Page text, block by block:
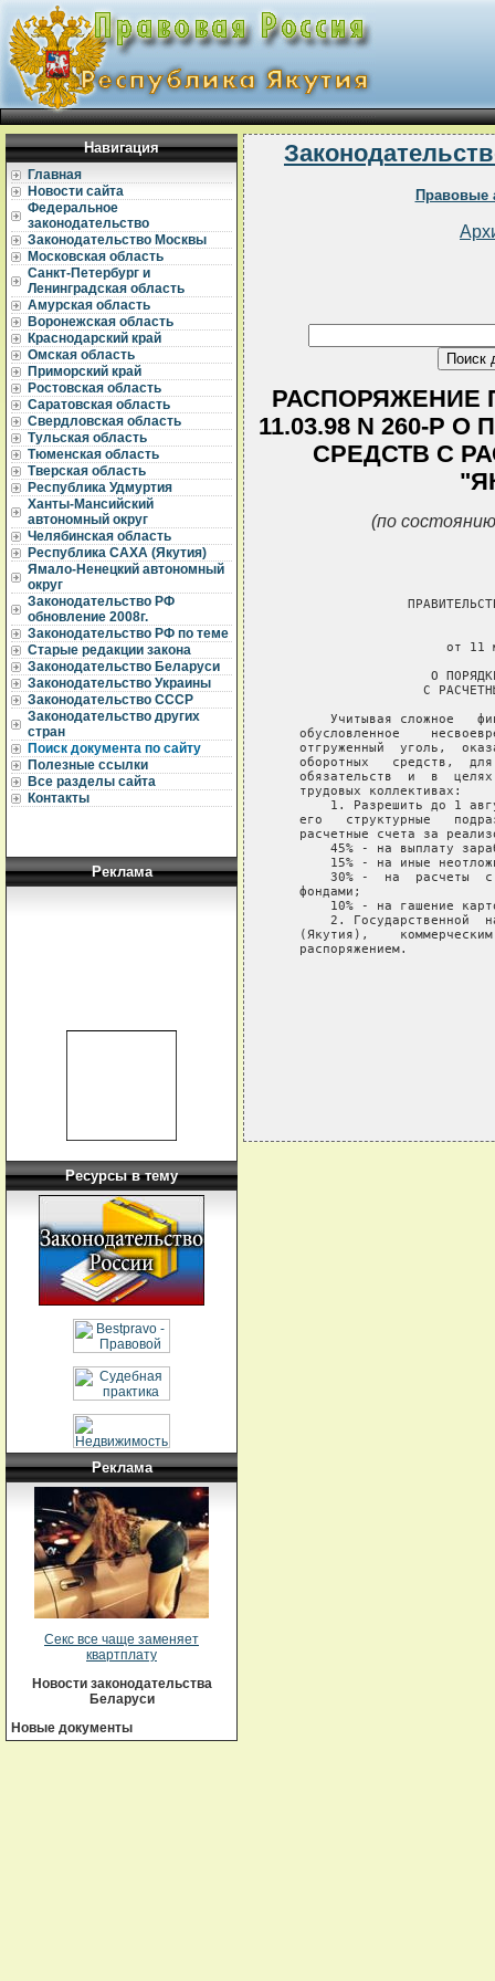
Навигация
Главная
Новости сайта
Федеральное
законодательство
Законодательство Москвы
Московская область
Санкт-Петербург и
Ленинградская область
Амурская область
Воронежская область
Краснодарский край
Омская область
Приморский край
Ростовская область
Саратовская область
Свердловская область
Тульская область
Тюменская область
Тверская область
Республика Удмуртия
Ханты-Мансийский
автономный округ
Челябинская область
Республика САХА (Якутия)
Ямало-Ненецкий автономный
округ
Законодательство РФ
обновление 2008г.
Законодательство РФ по теме
Старые редакции закона
Законодательство Беларуси
Законодательство Украины
Законодательство СССР
Законодательство других
стран
Поиск документа по сайту
Полезные ссылки
Все разделы сайта
Контакты
Реклама
Ресурсы в тему
Реклама
Секс все чаще заменяет
квартплату
Новости законодательства
Беларуси
Новые документы
Правовые
РАСПОРЯЖЕНИЕ
11.03.98 N 260-Р
СРЕДСТВ С
(по
от 11
О
С
Учитывая сложное
обусловленное
отгруженный  уголь,
оборотных   средств,
обязательств  и  в
   трудовых коллективах:
1. Разрешить до 1
его   структурные
расчетные счета за
45% - на выплату
15% - на иные
30% -  на  расчеты
   фондами;
10% - на гашение
2. Государственной
(Якутия),
   распоряжением.